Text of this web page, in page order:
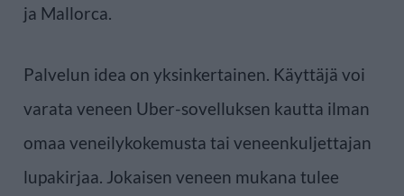
ja Mallorca.
Palvelun idea on yksinkertainen. Käyttäjä voi
varata veneen Uber-sovelluksen kautta ilman
omaa veneilykokemusta tai veneenkuljettajan
lupakirjaa. Jokaisen veneen mukana tulee